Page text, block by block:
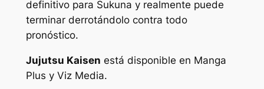
definitivo para Sukuna y realmente puede
terminar derrotándolo contra todo
pronóstico.
Jujutsu Kaisen está disponible en Manga
Plus y Viz Media.